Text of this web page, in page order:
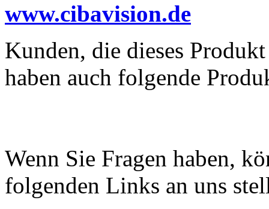
www.cibavision.de
Kunden, die dieses
haben auch folgende
Wenn Sie Fragen haben,
folgenden Links an uns